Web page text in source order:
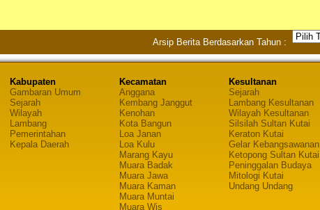
Arsip Berita Berdasarkan Tahun :
Kabupaten
Gambaran Umum
Sejarah
Wilayah
Lambang
Pemerintahan
Kepala Daerah
Kecamatan
Anggana
Kembang Janggut
Kenohan
Kota Bangun
Loa Janan
Loa Kulu
Marang Kayu
Muara Badak
Muara Jawa
Muara Kaman
Muara Muntai
Muara Wis
Kesultanan
Sejarah
Lambang Kesultanan
Wilayah Kesultanan
Silsilah Sultan Kutai
Keraton Kutai
Gelar Kebangsawanan
Ketopong Sultan Kutai
Peninggalan Budaya
Mitologi Kutai
Undang Undang